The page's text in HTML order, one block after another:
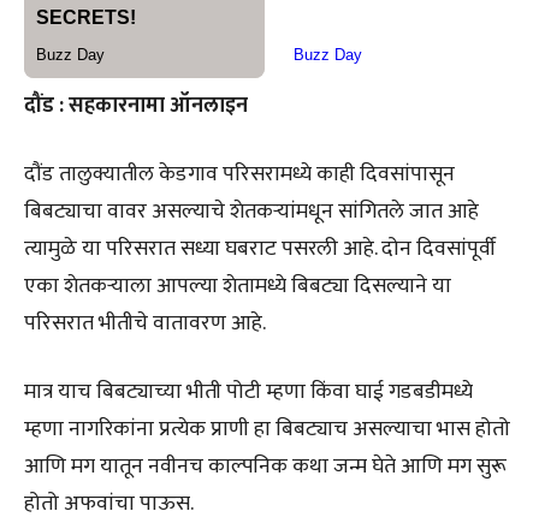
दौंड : सहकारनामा ऑनलाइन
दौंड तालुक्यातील केडगाव परिसरामध्ये काही दिवसांपासून
बिबट्याचा वावर असल्याचे शेतकऱ्यांमधून सांगितले जात आहे
त्यामुळे या परिसरात सध्या घबराट पसरली आहे. दोन दिवसांपूर्वी
एका शेतकऱ्याला आपल्या शेतामध्ये बिबट्या दिसल्याने या
परिसरात भीतीचे वातावरण आहे.
मात्र याच बिबट्याच्या भीती पोटी म्हणा किंवा घाई गडबडीमध्ये
म्हणा नागरिकांना प्रत्येक प्राणी हा बिबट्याच असल्याचा भास होतो
आणि मग यातून नवीनच काल्पनिक कथा जन्म घेते आणि मग सुरू
होतो अफवांचा पाऊस.